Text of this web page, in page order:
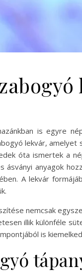
is egyre
lekvár, amelyet
óta ismertek a
ásványi anyagok
A lekvár
nemcsak
illik különféle
is